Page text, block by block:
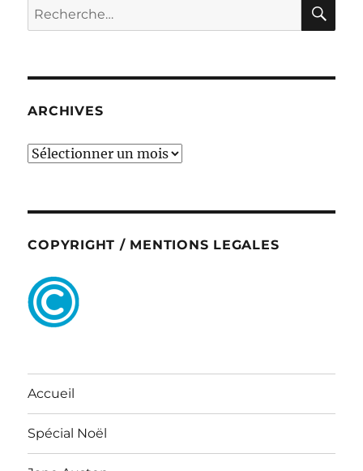
Recherche
pour :
ARCHIVES
ARCHIVES
COPYRIGHT / MENTIONS LEGALES
Accueil
Spécial Noël